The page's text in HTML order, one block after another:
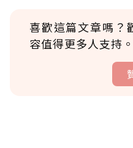
喜歡這篇文章嗎？
容值得更多人支持。